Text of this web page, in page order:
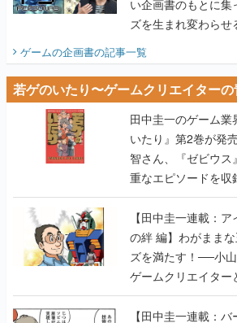
若ゲのいたり〜ゲームクリエイターの
田中圭一のゲーム業
いたり』第2巻が発
智さん、『ゼビウス
重なエピソードを収
【田中圭一連載：アイ
の絆 編】わがままな
ズを満たす！──小
ゲームクリエイタ
【若ゲのいたり最終
【田中圭一連載：バ
「新しい3D表現のた
入れたい」世界情
ムに革命をもたらし